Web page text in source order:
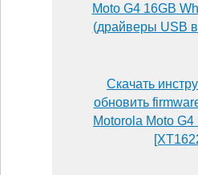
Moto G4 16GB
(драйверы USB
Скачать
обновить
Motorola Moto